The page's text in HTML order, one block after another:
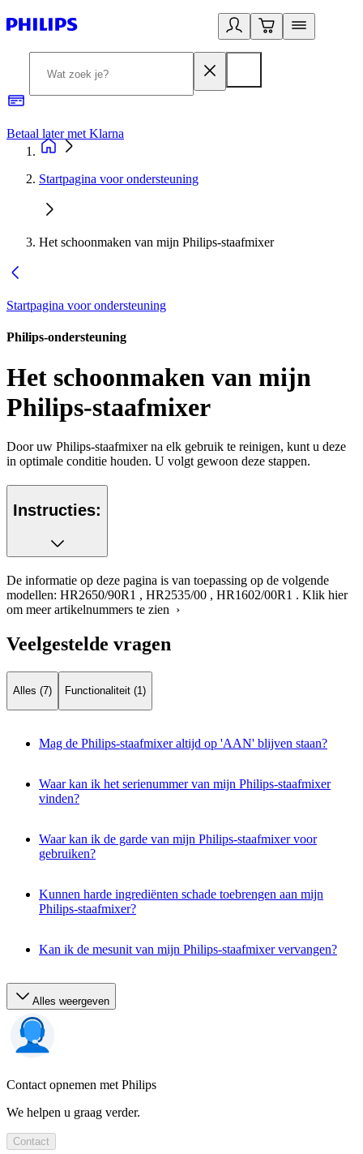
Betaal later met Klarna
Startpagina voor ondersteuning
Het schoonmaken van mijn Philips-staafmixer
Startpagina voor ondersteuning
Philips-ondersteuning
Het schoonmaken van mijn
Philips-staafmixer
Door uw Philips-staafmixer na elk gebruik te reinigen, kunt u deze
in optimale conditie houden. U volgt gewoon deze stappen.
Instructies:
De informatie op deze pagina is van toepassing op de volgende
modellen: HR2650/90R1 , HR2535/00 , HR1602/00R1 . Klik hier
om meer artikelnummers te zien ›
Veelgestelde vragen
Alles (7) Functionaliteit (1)
Mag de Philips-staafmixer altijd op 'AAN' blijven staan?
Waar kan ik het serienummer van mijn Philips-staafmixer
vinden?
Waar kan ik de garde van mijn Philips-staafmixer voor
gebruiken?
Kunnen harde ingrediënten schade toebrengen aan mijn
Philips-staafmixer?
Kan ik de mesunit van mijn Philips-staafmixer vervangen?
Alles weergeven
Contact opnemen met Philips
We helpen u graag verder.
Contact